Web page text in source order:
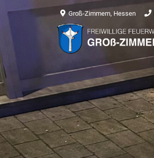
Groß-Zimmern, Hessen